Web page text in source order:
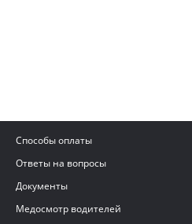
Способы оплаты
Ответы на вопросы
Документы
Медосмотр водителей